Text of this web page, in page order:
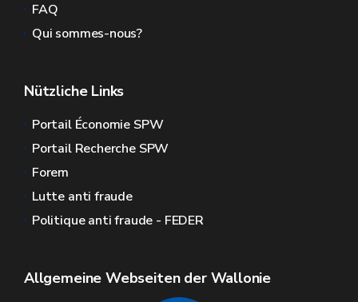
FAQ
Qui sommes-nous?
Nützliche Links
Portail Économie SPW
Portail Recherche SPW
Forem
Lutte anti fraude
Politique anti fraude - FEDER
Allgemeine Webseiten der Wallonie